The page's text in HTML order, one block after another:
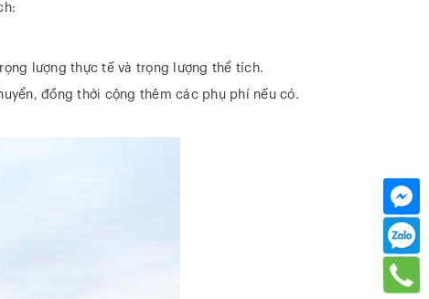
lượng thực tế và trọng lượng thể tích.
đồng thời cộng thêm các phụ phí nếu có.